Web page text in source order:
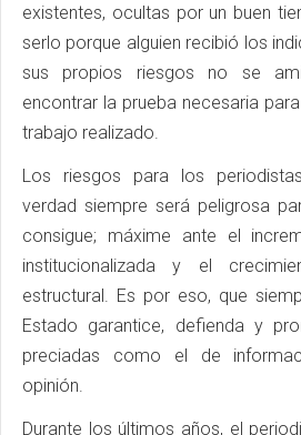
existentes, ocultas por un buen
serlo porque alguien recibió los
sus propios riesgos no se
encontrar la prueba necesaria
trabajo realizado.
Los riesgos para los
verdad siempre será peligrosa
consigue; máxime ante el
institucionalizada y el
estructural. Es por eso, que
Estado garantice, defienda y
preciadas como el de
opinión.
Durante los últimos años, el